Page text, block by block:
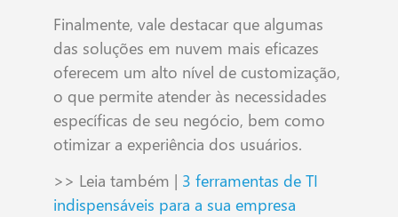
Finalmente, vale destacar que algumas
das soluções em nuvem mais eficazes
oferecem um alto nível de customização,
o que permite atender às necessidades
específicas de seu negócio, bem como
otimizar a experiência dos usuários.
>> Leia também | 3 ferramentas de TI
indispensáveis para a sua empresa